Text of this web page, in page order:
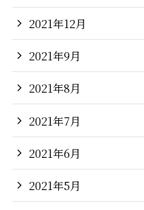
2021年12月
2021年9月
2021年8月
2021年7月
2021年6月
2021年5月